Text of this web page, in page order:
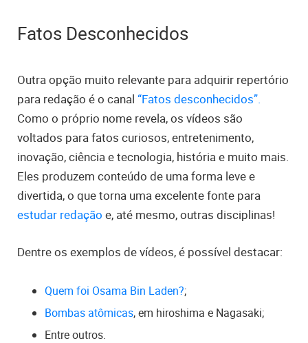
Fatos Desconhecidos
Outra opção muito relevante para adquirir repertório
para redação é o canal“Fatos desconhecidos”.
Como o próprio nome revela, os vídeos são
voltados para fatos curiosos, entretenimento,
inovação, ciência e tecnologia, história e muito mais.
Eles produzem conteúdo de uma forma leve e
divertida, o que torna uma excelente fonte para
estudar redação e, até mesmo, outras disciplinas!
Dentre os exemplos de vídeos, é possível destacar:
Quem foi Osama Bin Laden?;
Bombas atômicas, em hiroshima e Nagasaki;
Entre outros.